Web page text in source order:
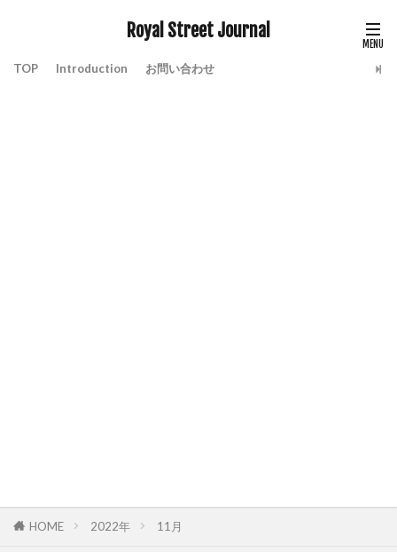
Royal Street Journal
TOP Introduction お問い合わせ
HOME 2022年 11月